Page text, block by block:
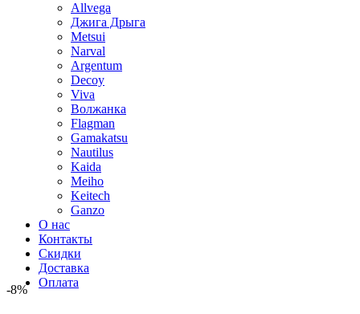
Allvega
Джига Дрыга
Metsui
Narval
Argentum
Decoy
Viva
Волжанка
Flagman
Gamakatsu
Nautilus
Kaida
Meiho
Keitech
Ganzo
О нас
Контакты
Скидки
Доставка
Оплата
-8%